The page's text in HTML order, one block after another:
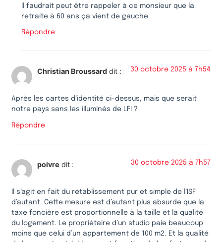
Il faudrait peut être rappeler à ce monsieur que la
retraite à 60 ans ça vient de gauche
Répondre
Christian Broussard dit : 30 octobre 2025 à 7h54
Après les cartes d’identité ci-dessus, mais que serait
notre pays sans les illuminés de LFI ?
Répondre
poivre dit : 30 octobre 2025 à 7h57
Il s’agit en fait du rétablissement pur et simple de l’ISF
d’autant. Cette mesure est d’autant plus absurde que la
taxe foncière est proportionnelle à la taille et la qualité
du logement. Le propriétaire d’un studio paie beaucoup
moins que celui d’un appartement de 100 m2. Et la qualité